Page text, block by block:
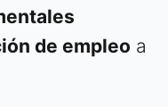
de empleo a